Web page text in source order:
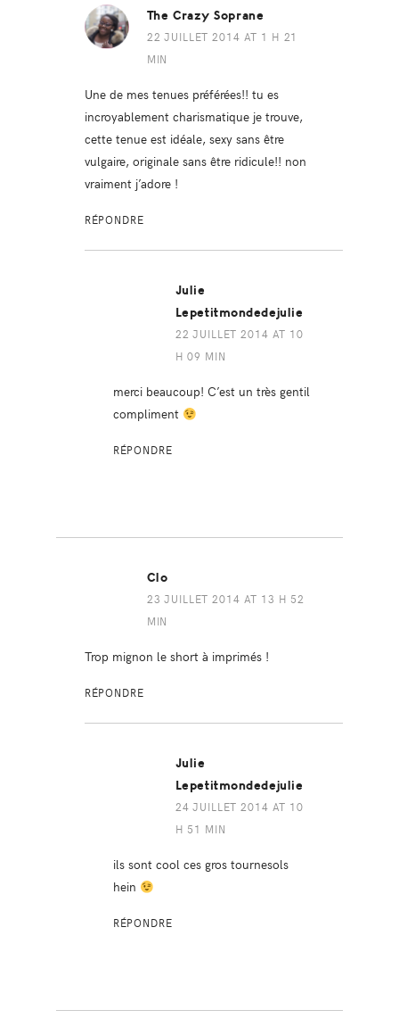
The Crazy Soprane
22 JUILLET 2014 AT 1 H 21
MIN
Une de mes tenues préférées!! tu es
incroyablement charismatique je trouve,
cette tenue est idéale, sexy sans être
vulgaire, originale sans être ridicule!! non
vraiment j’adore !
RÉPONDRE
Julie
Lepetitmondedejulie
22 JUILLET 2014 AT 10
H 09 MIN
merci beaucoup! C’est un très gentil
compliment
RÉPONDRE
Clo
23 JUILLET 2014 AT 13 H 52
MIN
Trop mignon le short à imprimés !
RÉPONDRE
Julie
Lepetitmondedejulie
24 JUILLET 2014 AT 10
H 51 MIN
ils sont cool ces gros tournesols
hein
RÉPONDRE